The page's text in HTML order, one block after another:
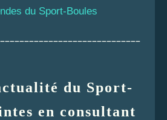
du Sport-Boules
du Sport-
en consultant